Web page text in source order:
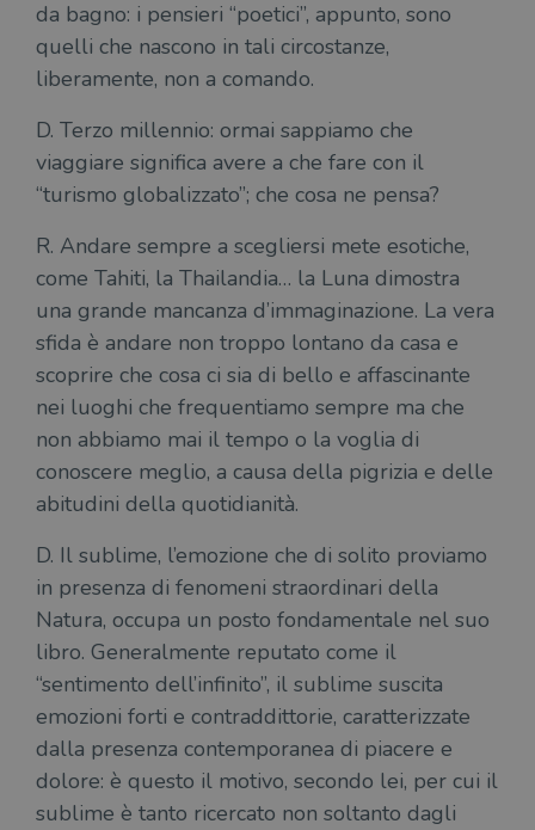
da bagno: i pensieri “poetici”, appunto, sono
quelli che nascono in tali circostanze,
liberamente, non a comando.
D. Terzo millennio: ormai sappiamo che
viaggiare significa avere a che fare con il
“turismo globalizzato”; che cosa ne pensa?
R. Andare sempre a scegliersi mete esotiche,
come Tahiti, la Thailandia… la Luna dimostra
una grande mancanza d’immaginazione. La vera
sfida è andare non troppo lontano da casa e
scoprire che cosa ci sia di bello e affascinante
nei luoghi che frequentiamo sempre ma che
non abbiamo mai il tempo o la voglia di
conoscere meglio, a causa della pigrizia e delle
abitudini della quotidianità.
D. Il sublime, l’emozione che di solito proviamo
in presenza di fenomeni straordinari della
Natura, occupa un posto fondamentale nel suo
libro. Generalmente reputato come il
“sentimento dell’infinito”, il sublime suscita
emozioni forti e contraddittorie, caratterizzate
dalla presenza contemporanea di piacere e
dolore: è questo il motivo, secondo lei, per cui il
sublime è tanto ricercato non soltanto dagli